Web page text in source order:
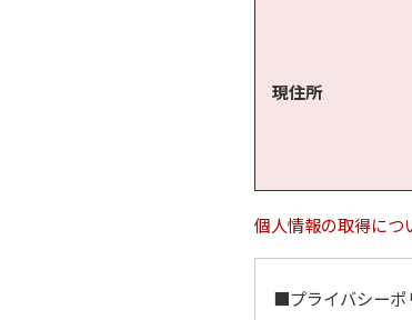
現住所
個人情報の取得につ
■プライバシーポ